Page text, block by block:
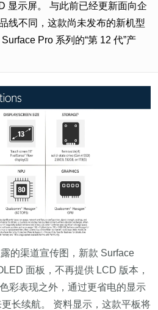
显示屏。 与此前已经更新面向企
线不同，这款尚未发布的新机型
Pro 系列的“第 12 代”产
的渠道宣传图，新款 Surface
面板，不再提供 LCD 版本，
彩表现之外，通过更省电的显示
长续航。 资料显示，这款平板将